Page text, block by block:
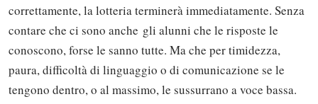
correttamente, la lotteria terminerà immediatamente. Senza
contare che ci sono anche gli alunni che le risposte le
conoscono, forse le sanno tutte. Ma che per timidezza,
paura, difficoltà di linguaggio o di comunicazione se le
tengono dentro, o al massimo, le sussurrano a voce bassa.